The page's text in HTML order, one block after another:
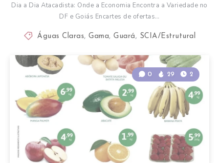
Dia a Dia Atacadista: Onde a Economia Encontra a Variedade no
DF e Goiás Encartes de ofertas…
Águas Claras,Gama,Guará , SCIA/Estrutural
0 29 2